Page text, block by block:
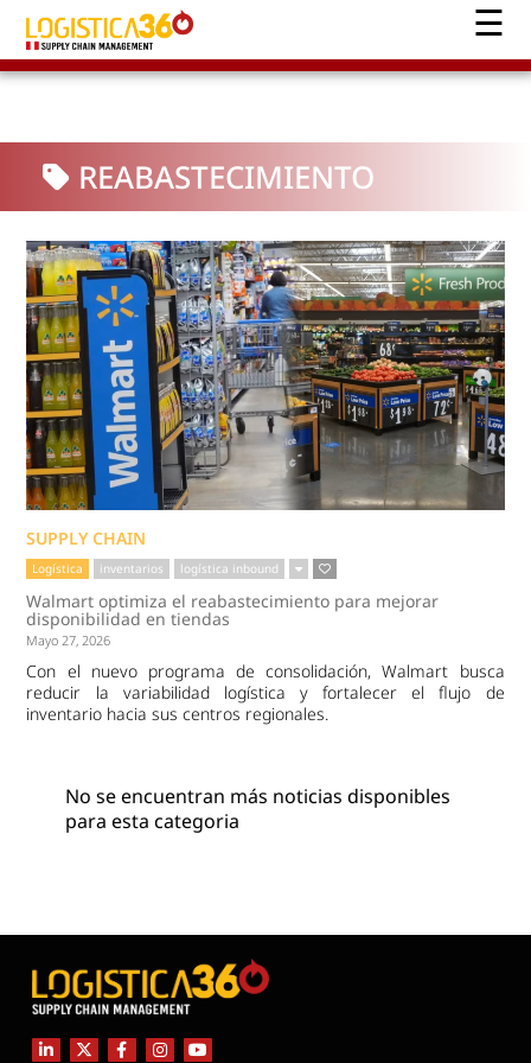
REABASTECIMIENTO
SUPPLY CHAIN
Logística inventarios logística inbound
Walmart optimiza el reabastecimiento para mejorar
disponibilidad en tiendas
Mayo 27, 2026
Con el nuevo programa de consolidación, Walmart busca
reducir la variabilidad logística y fortalecer el flujo de
inventario hacia sus centros regionales.
No se encuentran más noticias disponibles
para esta categoria